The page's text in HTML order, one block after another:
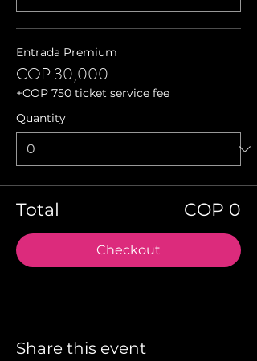
Entrada Premium
COP 30,000
+COP 750 ticket service fee
Quantity
Total COP 0
Checkout
Share this event